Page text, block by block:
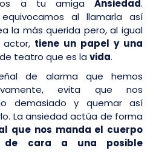
a tu amiga Ansiedad.
equivocamos al llamarla así
la más querida pero, al igual
tiene un papel y una
teatro que es la vida.
de alarma que hemos
evita que nos
demasiado y quemar así
La ansiedad actúa de forma
que nos manda el cuerpo
de cara a una posible